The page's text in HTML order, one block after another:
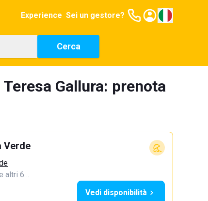
Experience Sei un gestore?
Cerca
Gallura: prenota
Verde
altri 6…
Vedi disponibilità